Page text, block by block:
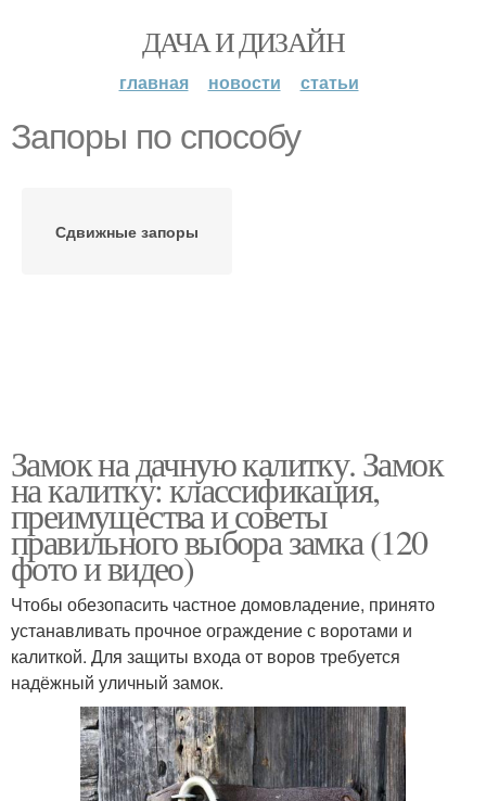
ДАЧА И ДИЗАЙН
главная новости статьи
Запоры по способу
Сдвижные запоры
Замок на дачную калитку. Замок
на калитку: классификация,
преимущества и советы
правильного выбора замка (120
фото и видео)
Чтобы обезопасить частное домовладение, принято
устанавливать прочное ограждение с воротами и
калиткой. Для защиты входа от воров требуется
надёжный уличный замок.